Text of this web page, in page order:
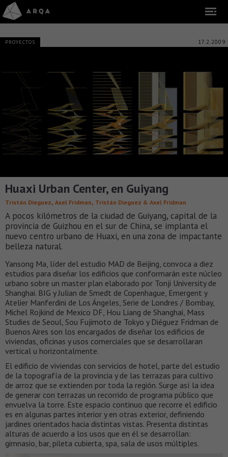
PROYECTOS 17.2.2009
Huaxi Urban Center, en Guiyang
Tristán Dieguez, Axel Fridman, Tristán Dieguez & Axel Fridman
A pocos kilómetros de la ciudad de Guiyang, capital de la
provincia de Guizhou en el sur de China, se implanta el
nuevo centro urbano de Huaxi, en una zona de impactante
belleza natural.
Yansong Ma, líder del estudio MAD de Beijing, convoca a diez
estudios para diseñar los edificios que conformarán este núcleo
urbano sobre un master plan elaborado por Tonji University de
Shanghai. BIG y Julian de Smedt de Copenhague, Emergent y
Atelier Manferdini de Los Ángeles, Serie de Londres / Bombay,
Michel Rojkind de Mexico DF, Hou Liang de Shanghai, Mass
Studies de Seoul, Sou Fujimoto de Tokyo y Diéguez Fridman de
Buenos Aires son los encargados de diseñar los edificios de
viviendas, oficinas y usos comerciales que se desarrollaran
vertical u horizontalmente.
El edificio de viviendas con servicios de hotel, parte del estudio
de la topografía de la provincia y de las terrazas para cultivo
de arroz que se extienden por toda la región. Surge así la idea
de generar con terrazas un recorrido de programa público que
envuelva la torre. Este espacio continuo que recorre el edificio
es en algunas partes interior y en otras exterior, definiendo
jardines orientados hacia distintas vistas. Presenta distintas
alturas de acuerdo a los usos que en él se desarrollan:
gimnasio, bar, pileta cubierta, spa, sala de usos múltiples.